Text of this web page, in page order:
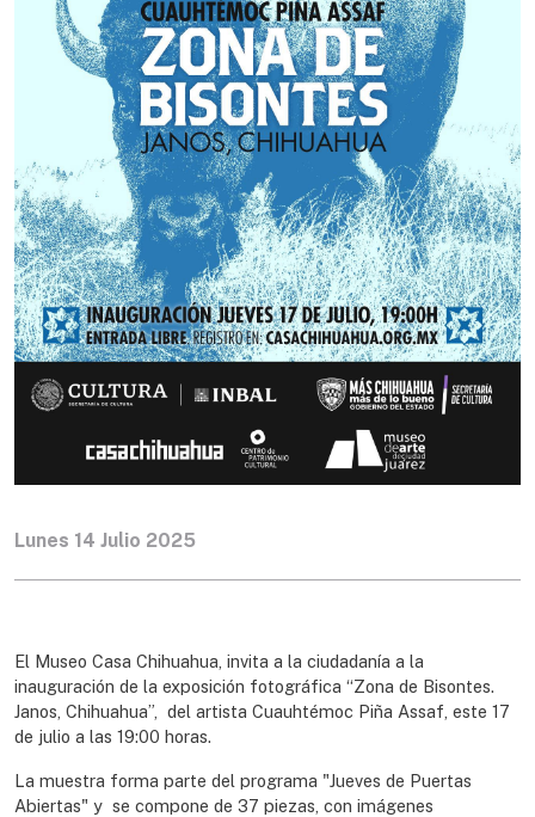
Lunes 14 Julio 2025
El Museo Casa Chihuahua, invita a la ciudadanía a la
inauguración de la exposición fotográfica “Zona de Bisontes.
Janos, Chihuahua”, del artista Cuauhtémoc Piña Assaf, este 17
de julio a las 19:00 horas.
La muestra forma parte del programa "Jueves de Puertas
Abiertas" y se compone de 37 piezas, con imágenes